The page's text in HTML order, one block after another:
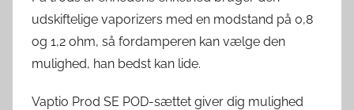
udskiftelige vaporizers med en modstand på 0,8
og 1,2 ohm, så fordamperen kan vælge den
mulighed, han bedst kan lide.
Vaptio Prod SE POD-sættet giver dig mulighed